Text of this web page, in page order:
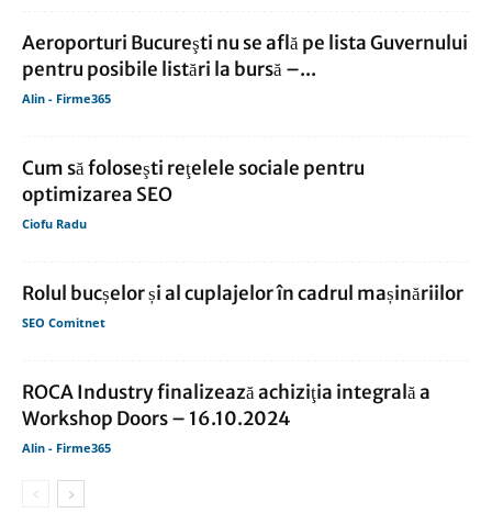
Aeroporturi Bucureşti nu se află pe lista Guvernului
pentru posibile listări la bursă –...
Alin - Firme365
Cum să foloseşti reţelele sociale pentru
optimizarea SEO
Ciofu Radu
Rolul bucșelor și al cuplajelor în cadrul mașinăriilor
SEO Comitnet
ROCA Industry finalizează achiziţia integrală a
Workshop Doors – 16.10.2024
Alin - Firme365